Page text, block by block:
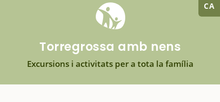
CA
Torregrossa amb nens
Excursions i activitats per a tota la família